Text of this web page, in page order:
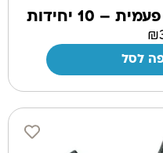
10 יחידות
₪
לסל